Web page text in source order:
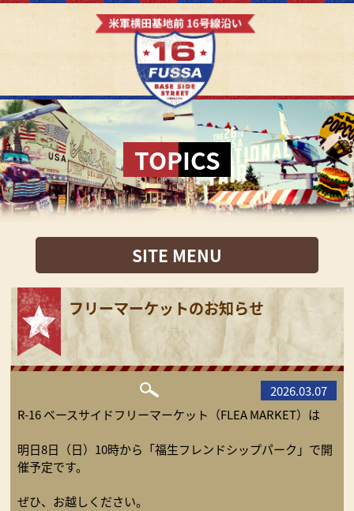
TOPICS
SITE MENU
フリーマーケットのお知らせ
2026.03.07
R-16 ベースサイドフリーマーケット（FLEA MARKET）は
明日8日（日）10時から「福生フレンドシップパーク」で開
催予定です。
ぜひ、お越しください。